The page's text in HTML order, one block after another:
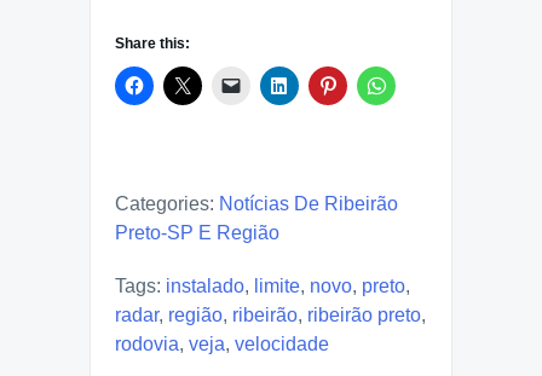
Share this:
Categories: Notícias De Ribeirão
Preto-SP E Região
Tags: instalado, limite, novo, preto,
radar, região, ribeirão, ribeirão preto,
rodovia, veja, velocidade